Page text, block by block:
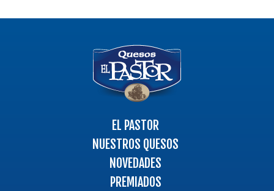
EL PASTOR
NUESTROS QUESOS
NOVEDADES
PREMIADOS